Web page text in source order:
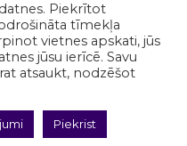
Piekrītot
tīmekļa
vietnes apskati, jūs
jūsu ierīcē. Savu
atsaukt, nodzēšot
Piekrist